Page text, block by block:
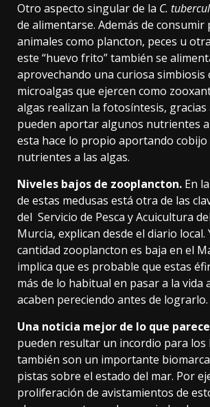
Otro aspecto singular de la C.
de alimentarse. Además de consumir
animales como plancton, peces u
este “huevo frito” también se
aprovechando una curiosa simbiosis
microalgas que ejercen como
algas realizan la fotosíntesis, gracias
pueden aportar algunos nutrientes
esta hace lo propio aportando
nutrientes a las algas.
Niveles bajos de zooplancton. En
de estas medusas está otra de las
del Servicio de Pesca y Acuicultura
Murcia, explican desde el diario local.
cantidad zooplancton es baja en el
implica que es probable que estas
más de lo habitual en pasar a la vida
acaben pereciendo antes de lograrlo.
Una noticia mejor de lo que
pueden resultar un incordio para los
también son un importante
pistas sobre el estado del mar. Por
proliferación de avistamientos de